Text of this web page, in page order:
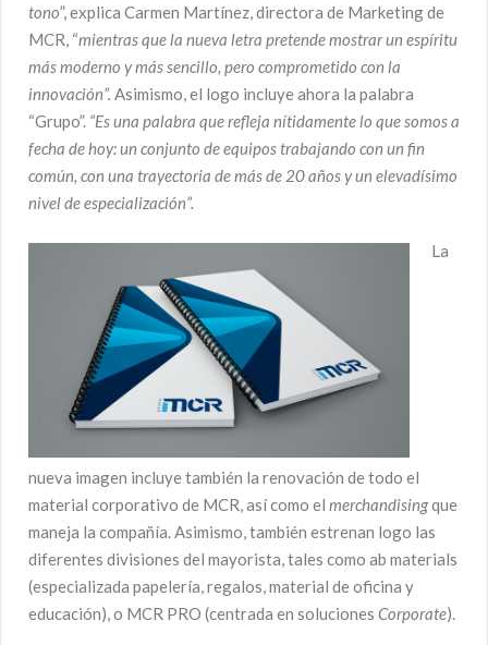
tono”, explica Carmen Martínez, directora de Marketing de
MCR, “mientras que la nueva letra pretende mostrar un espíritu
más moderno y más sencillo, pero comprometido con la
innovación”. Asimismo, el logo incluye ahora la palabra
“Grupo”. “Es una palabra que refleja nítidamente lo que somos a
fecha de hoy: un conjunto de equipos trabajando con un fin
común, con una trayectoria de más de 20 años y un elevadísimo
nivel de especialización”.
La
nueva imagen incluye también la renovación de todo el
material corporativo de MCR, así como el merchandisingque
maneja la compañía. Asimismo, también estrenan logo las
diferentes divisiones del mayorista, tales como ab materials
(especializada papelería, regalos, material de oficina y
educación), o MCR PRO (centrada en soluciones Corporate).